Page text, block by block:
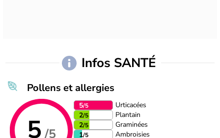
Infos SANTÉ
Pollens et allergies
5 /5
5/5
Urticacées
2/5
Plantain
2/5
Graminées
1/5
Ambroisies